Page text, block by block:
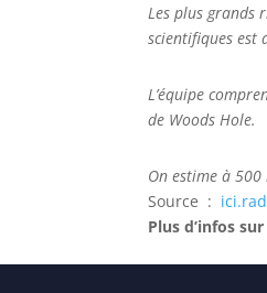
Les plus grands
scientifiques est
L’équipe
de Woods Hole.
On estime à
Source :
Plus d’infos